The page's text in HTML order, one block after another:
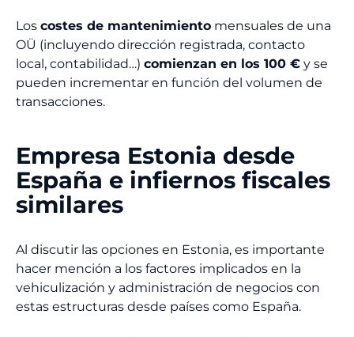
Los costes de mantenimiento mensuales de una
OÜ (incluyendo dirección registrada, contacto
local, contabilidad…) comienzan en los 100 € y se
pueden incrementar en función del volumen de
transacciones.
Empresa Estonia desde
España e infiernos fiscales
similares
Al discutir las opciones en Estonia, es importante
hacer mención a los factores implicados en la
vehiculización y administración de negocios con
estas estructuras desde países como España.